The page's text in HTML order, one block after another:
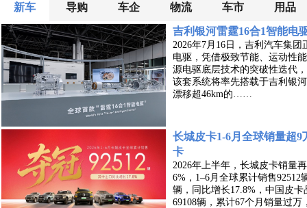
新车 导购 车企 物流 车市 用品
吉利银河雷霆16合1智能电
2026年7月16日，吉利汽车集
电驱，凭借极致节能、运动性
源电驱底层技术的突破性迭代
该套系统将率先搭载于吉利银
漂移超46km的……
长城皮卡1-6月全球销量超
卡
2026年上半年，长城皮卡销量
6%，1–6月全球累计销售92512
辆，同比增长17.8%，中国皮
69108辆，累计67个月销量过